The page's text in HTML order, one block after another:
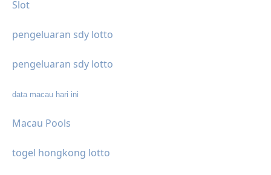
Slot
pengeluaran sdy lotto
pengeluaran sdy lotto
data macau hari ini
Macau Pools
togel hongkong lotto